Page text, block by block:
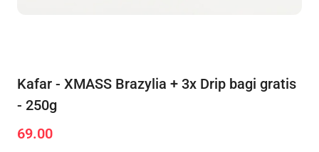
Kafar - XMASS Brazylia + 3x Drip bagi gratis
- 250g
Cena:
69.00